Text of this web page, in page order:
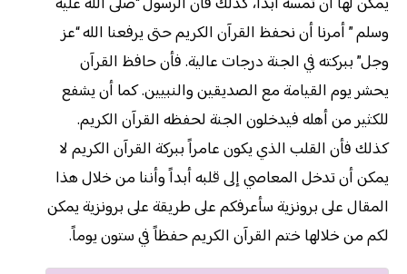
وسلم ” أمرنا أن نحفظ القرآن الكريم حتى يرفعنا الله “عز
وجل” ببركته في الجنة درجات عالية. فأن حافظ القرآن
يحشر يوم القيامة مع الصديقين والنبيين. كما أن يشفع
للكثير من أهله فيدخلون الجنة لحفظه القرآن الكريم.
كذلك فأن القلب الذي يكون عامراً ببركة القرآن الكريم لا
يمكن أن تدخل المعاصي إلى قلبه أبداً وأننا من خلال هذا
المقال على برونزية سأعرفكم على طريقة على برونزية يمكن
لكم من خلالها ختم القرآن الكريم حفظاً في ستون يوماً.